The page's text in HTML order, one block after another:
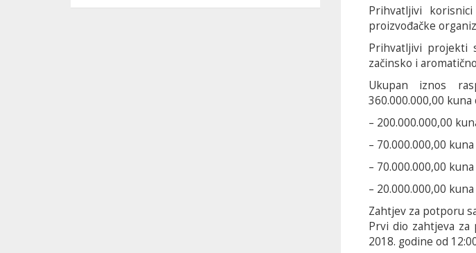
Prihvatljivi
proizvođačke
Prihvatljivi projekti
začinsko i
Ukupan iznos
360.000.000,00 kuna
– 200.000.000,00
– 70.000.000,00
– 70.000.000,00
– 20.000.000,00
Zahtjev za potporu
Prvi dio zahtjeva za
2018. godine od